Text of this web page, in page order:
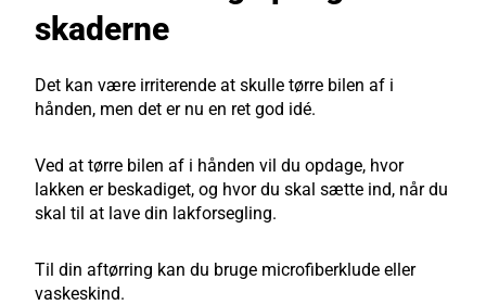
skaderne
Det kan være irriterende at skulle tørre bilen af i
hånden, men det er nu en ret god idé.
Ved at tørre bilen af i hånden vil du opdage, hvor
lakken er beskadiget, og hvor du skal sætte ind, når du
skal til at lave din lakforsegling.
Til din aftørring kan du bruge microfiberklude eller
vaskeskind.